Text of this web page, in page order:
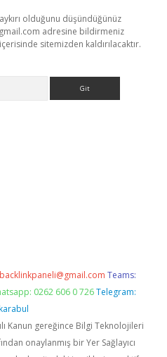
olduğunu düşündüğünüz
adresine bildirmeniz
sitemizden kaldırılacaktır.
backlinkpaneli@gmail.com Teams:
0262 606 0 726 Telegram:
Kanun gereğince Bilgi Teknolojileri
onaylanmış bir Yer Sağlayıcı